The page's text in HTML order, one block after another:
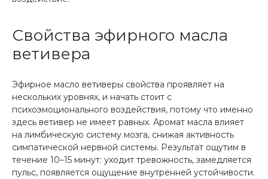
Свойства эфирного масла
ветивера
Эфирное масло ветиверы свойства проявляет на
нескольких уровнях, и начать стоит с
психоэмоционального воздействия, потому что именно
здесь ветивер не имеет равных. Аромат масла влияет
на лимбическую систему мозга, снижая активность
симпатической нервной системы. Результат ощутим в
течение 10–15 минут: уходит тревожность, замедляется
пульс, появляется ощущение внутренней устойчивости.